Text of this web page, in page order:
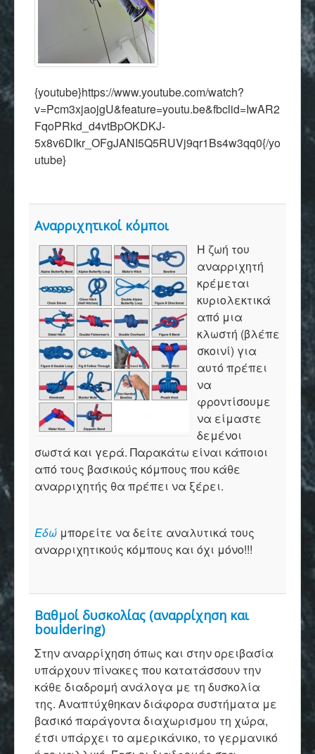
{youtube}https://www.youtube.com/watch?
v=Pcm3xjaojgU&feature=youtu.be&fbclid=IwAR2
FqoPRkd_d4vtBpOKDKJ-
5x8v6DIkr_OFgJANI5Q5RUVj9qr1Bs4w3qq0{/yo
utube}
Αναρριχητικοί κόμποι
Η ζωή του
αναρριχητή
κρέμεται
κυριολεκτικά
από μια
κλωστή (βλέπε
σκοινί) για
αυτό πρέπει
να
φροντίσουμε
να είμαστε
δεμένοι
σωστά και γερά. Παρακάτω είναι κάποιοι
από τους βασικούς κόμπους που κάθε
αναρριχητής θα πρέπει να ξέρει.
Εδώ μπορείτε να δείτε αναλυτικά τους
αναρριχητικούς κόμπους και όχι μόνο!!!
Βαθμοί δυσκολίας (αναρρίχηση και
bouldering)
Στην αναρρίχηση όπως και στην ορειβασία
υπάρχουν πίνακες που κατατάσσουν την
κάθε διαδρομή ανάλογα με τη δυσκολία
της. Αναπτύχθηκαν διάφορα συστήματα με
βασικό παράγοντα διαχωρισμου τη χώρα,
έτσι υπάρχει το αμερικάνικο, το γερμανικό